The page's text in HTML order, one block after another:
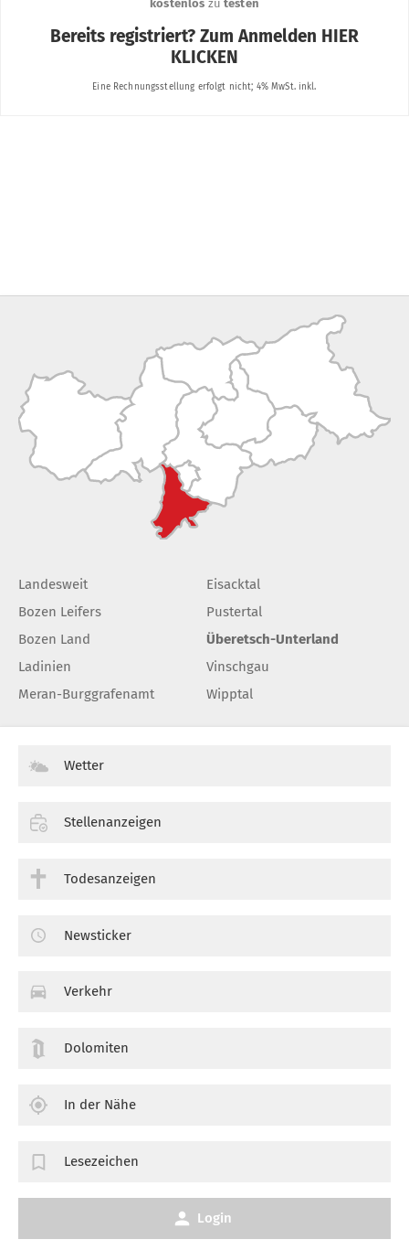
Landesweit
Bozen Leifers
Bozen Land
Ladinien
Meran-Burggrafenamt
Eisacktal
Pustertal
Überetsch-Unterland
Vinschgau
Wipptal
Wetter
Stellenanzeigen
Todesanzeigen
Newsticker
Verkehr
Dolomiten
In der Nähe
Lesezeichen
Login